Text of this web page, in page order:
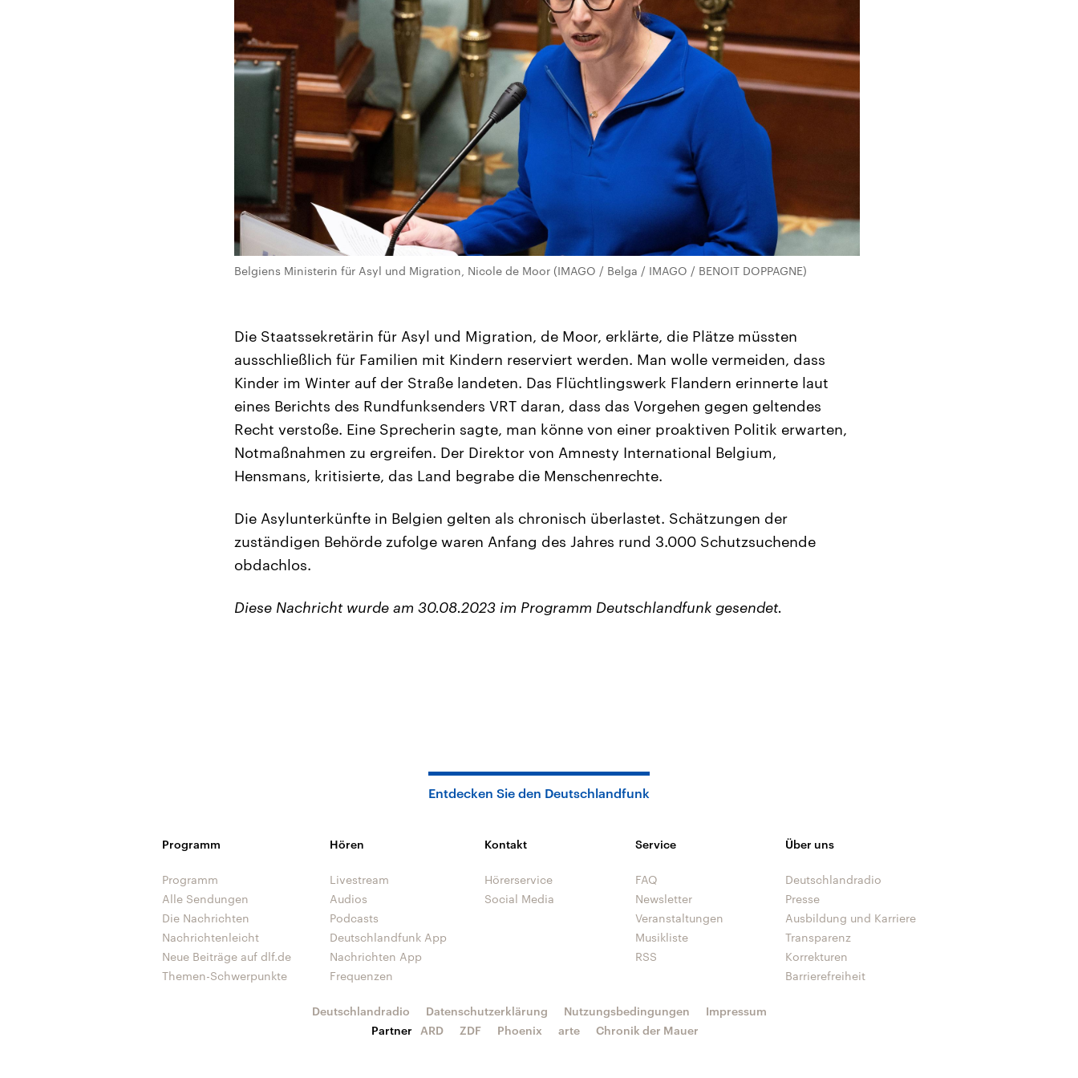
Belgiens Ministerin für Asyl und Migration, Nicole de Moor (IMAGO / Belga / IMAGO / BENOIT DOPPAGNE)
Die Staatssekretärin für Asyl und Migration, de Moor, erklärte, die Plätze müssten
ausschließlich für Familien mit Kindern reserviert werden. Man wolle vermeiden, dass
Kinder im Winter auf der Straße landeten. Das Flüchtlingswerk Flandern erinnerte laut
eines Berichts des Rundfunksenders VRT daran, dass das Vorgehen gegen geltendes
Recht verstoße. Eine Sprecherin sagte, man könne von einer proaktiven Politik erwarten,
Notmaßnahmen zu ergreifen. Der Direktor von Amnesty International Belgium,
Hensmans, kritisierte, das Land begrabe die Menschenrechte.
Die Asylunterkünfte in Belgien gelten als chronisch überlastet. Schätzungen der
zuständigen Behörde zufolge waren Anfang des Jahres rund 3.000 Schutzsuchende
obdachlos.
Diese Nachricht wurde am 30.08.2023 im Programm Deutschlandfunk gesendet.
Entdecken Sie den Deutschlandfunk
Programm
Programm
Alle Sendungen
Die Nachrichten
Nachrichtenleicht
Neue Beiträge auf dlf.de
Themen-Schwerpunkte
Hören
Livestream
Audios
Podcasts
Deutschlandfunk App
Nachrichten App
Frequenzen
Kontakt
Hörerservice
Social Media
Service
FAQ
Newsletter
Veranstaltungen
Musikliste
RSS
Über uns
Deutschlandradio
Presse
Ausbildung und Karriere
Transparenz
Korrekturen
Barrierefreiheit
Deutschlandradio Datenschutzerklärung Nutzungsbedingungen
Impressum
Partner
ARD ZDF Phoenix arte Chronik der Mauer